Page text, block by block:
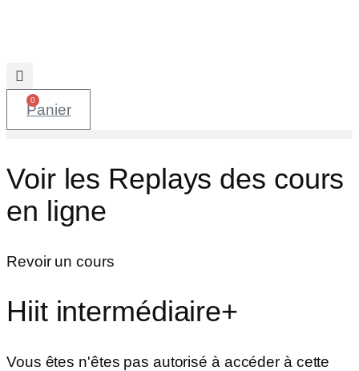
0
Panier
Voir les Replays des cours
en ligne
Revoir un cours
Hiit intermédiaire+
Vous êtes n'êtes pas autorisé à accéder à cette